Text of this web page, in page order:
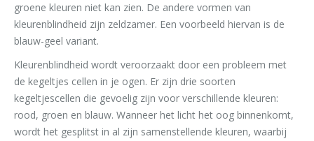
groene kleuren niet kan zien. De andere vormen van
kleurenblindheid zijn zeldzamer. Een voorbeeld hiervan is de
blauw-geel variant.
Kleurenblindheid wordt veroorzaakt door een probleem met
de kegeltjes cellen in je ogen. Er zijn drie soorten
kegeltjescellen die gevoelig zijn voor verschillende kleuren:
rood, groen en blauw. Wanneer het licht het oog binnenkomt,
wordt het gesplitst in al zijn samenstellende kleuren, waarbij